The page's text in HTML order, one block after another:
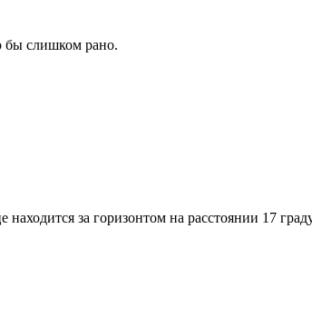
бы слишком рано.
за горизонтом на расстоянии 17